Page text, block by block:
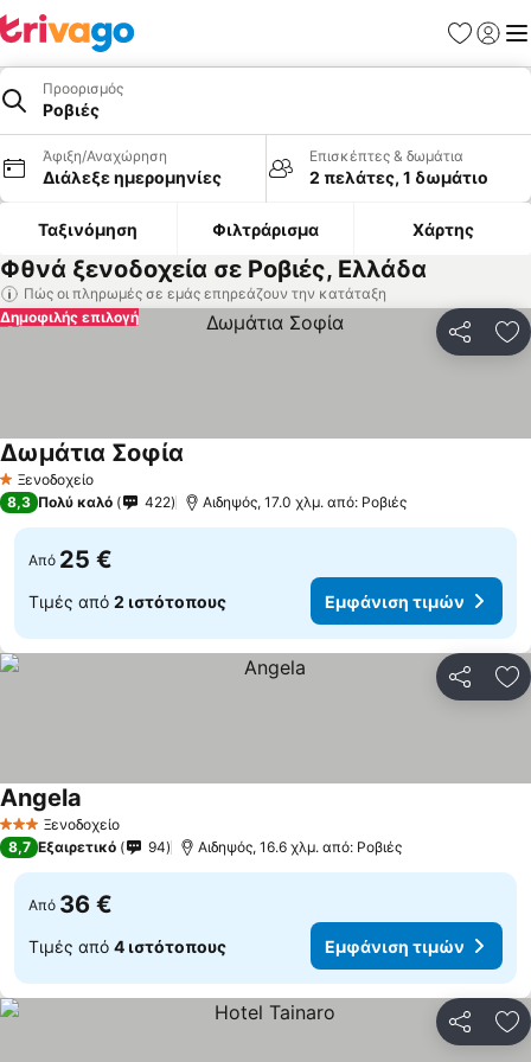
Προορισμός
Ροβιές
Άφιξη/Αναχώρηση
Διάλεξε ημερομηνίες
Επισκέπτες & δωμάτια
2 πελάτες, 1 δωμάτιο
Ταξινόμηση Φιλτράρισμα Χάρτης
Φθνά ξενοδοχεία σε Ροβιές, Ελλάδα
Πώς οι πληρωμές σε εμάς επηρεάζουν την κατάταξη
Δημοφιλής επιλογή
1 Αστέρια
Ξενοδοχείο
Δωμάτια Σοφία
8,3 Πολύ καλό 422 Αιδηψός, 17.0 χλμ. από: Ροβιές
Από 25 €
Τιμές από 2 ιστότοπους Εμφάνιση τιμών
3 ΑστέριαΞενοδοχείο
Angela
8,7 Εξαιρετικό 94 Αιδηψός, 16.6 χλμ. από: Ροβιές
Από 36 €
Τιμές από 4 ιστότοπους Εμφάνιση τιμών